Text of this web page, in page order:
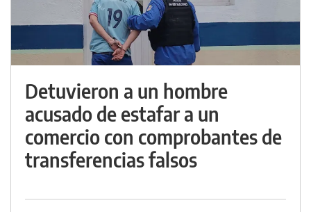
Detuvieron a un hombre
acusado de estafar a un
comercio con comprobantes de
transferencias falsos